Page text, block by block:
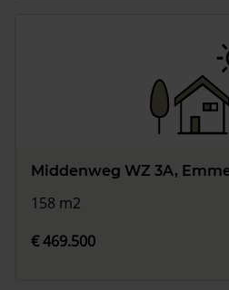
Middenweg WZ 3A,
158 m2
€ 469.500